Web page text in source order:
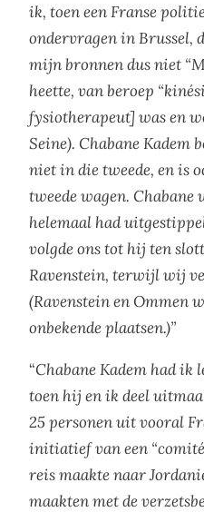
ik, toen een Franse
ondervragen in Brussel,
mijn bronnen dus niet
heette, van beroep
fysiotherapeut] was en
Seine). Chabane Kadem
niet in die tweede, en is
tweede wagen. Chabane
helemaal had
volgde ons tot hij ten
Ravenstein, terwijl wij
(Ravenstein en Ommen
onbekende plaatsen.)”
“Chabane Kadem had ik
toen hij en ik deel
25 personen uit vooral
initiatief van een
reis maakte naar
maakten met de